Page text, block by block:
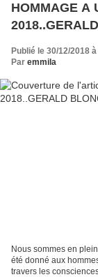
HOMMAGE A
Publié le 30/12/2018
Par emmila
Nous sommes en
été donné aux
travers les